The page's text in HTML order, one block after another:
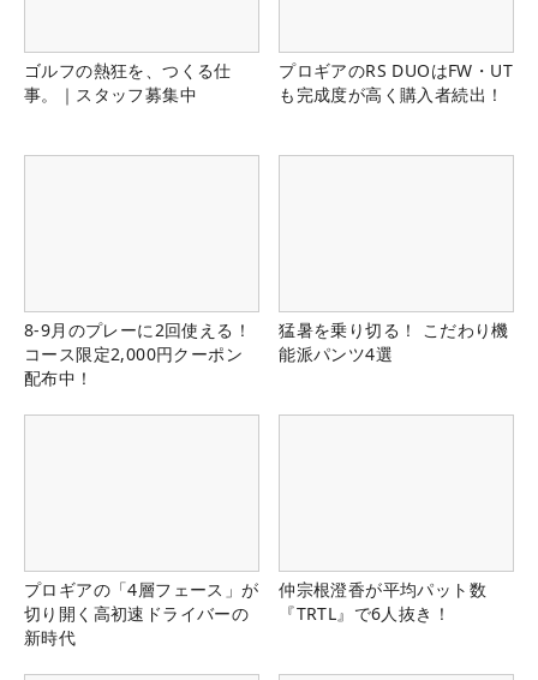
ゴルフの熱狂を、つくる仕
事。｜スタッフ募集中
プロギアのRS DUOはFW・UT
も完成度が高く購入者続出！
8-9月のプレーに2回使える！
コース限定2,000円クーポン
配布中！
猛暑を乗り切る！ こだわり機
能派パンツ4選
プロギアの「4層フェース」が
切り開く高初速ドライバーの
新時代
仲宗根澄香が平均パット数
『TRTL』で6人抜き！